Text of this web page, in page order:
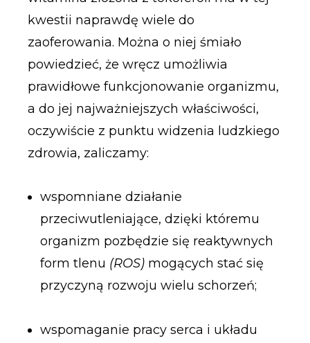
kwestii naprawdę wiele do
zaoferowania. Można o niej śmiało
powiedzieć, że wręcz umożliwia
prawidłowe funkcjonowanie organizmu,
a do jej najważniejszych właściwości,
oczywiście z punktu widzenia ludzkiego
zdrowia, zaliczamy:
wspomniane działanie
przeciwutleniające, dzięki któremu
organizm pozbędzie się reaktywnych
form tlenu (ROS)mogących stać się
przyczyną rozwoju wielu schorzeń;
wspomaganie pracy serca i układu